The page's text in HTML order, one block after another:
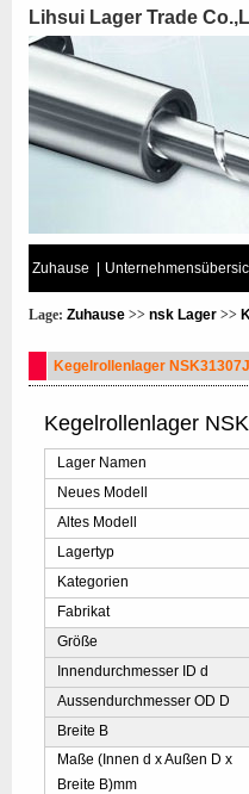
Lihsui Lager Trade
Zuhause
Lage: Zuhause >> nsk Lager >>
Kegelrollenlager
Kegelrollenlager
Lager Namen
Neues Modell
Altes Modell
Lagertyp
Kategorien
Fabrikat
Größe
Innendurchmesser ID d
Aussendurchmesser OD D
Breite B
Maße (Innen d x Außen D x
Breite B)mm